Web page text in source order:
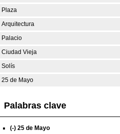
Plaza
Arquitectura
Palacio
Ciudad Vieja
Solís
25 de Mayo
Palabras clave
(-) 25 de Mayo